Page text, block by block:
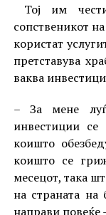
Тој им
сопственикот
користат
претставува
ваква
– За мене
инвестиции се
коишто
коишто се
месецот, така
на страната
направи повеќе